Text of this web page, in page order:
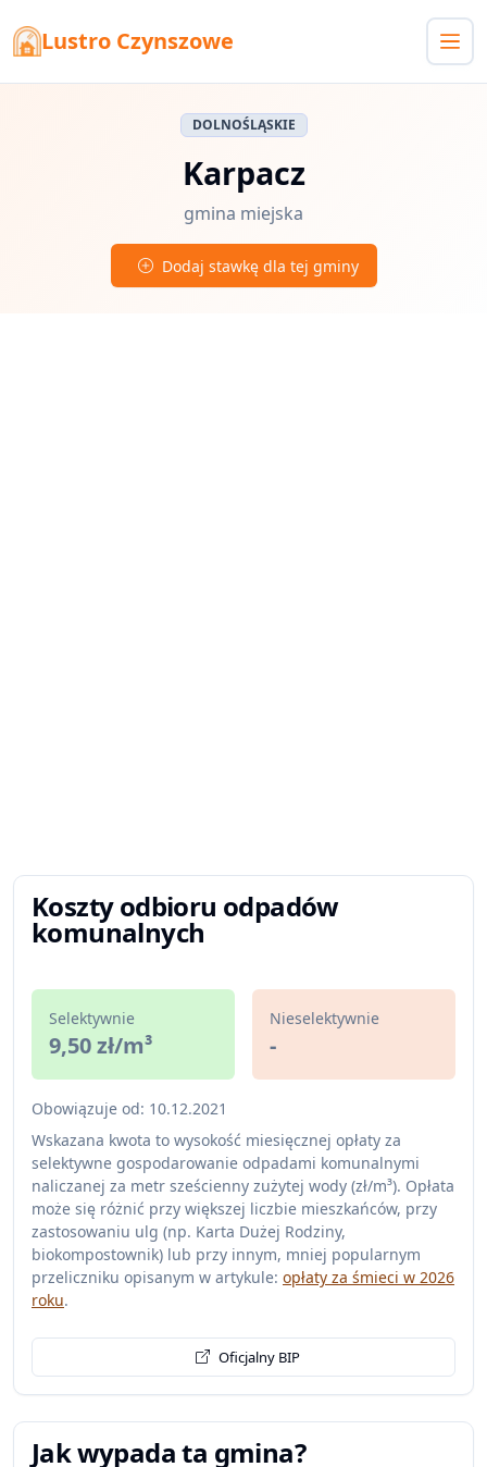
Lustro Czynszowe
DOLNOŚLĄSKIE
Karpacz
gmina miejska
Dodaj stawkę dla tej gminy
Koszty odbioru odpadów
komunalnych
Selektywnie
9,50 zł/m³
Nieselektywnie
-
Obowiązuje od: 10.12.2021
Wskazana kwota to wysokość miesięcznej opłaty za
selektywne gospodarowanie odpadami komunalnymi
naliczanej za metr sześcienny zużytej wody (zł/m³). Opłata
może się różnić przy większej liczbie mieszkańców, przy
zastosowaniu ulg (np. Karta Dużej Rodziny,
biokompostownik) lub przy innym, mniej popularnym
przeliczniku opisanym w artykule: opłaty za śmieci w 2026
roku.
Oficjalny BIP
Jak wypada ta gmina?